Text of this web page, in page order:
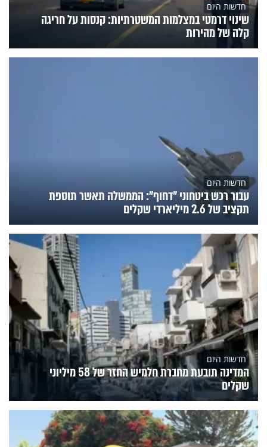
חדשות היום
שינוי דרמטי במצלמות המשטרתיות: קנסות על חריגה
קלה של מהירות
חדשות היום
עבור רכש ביטחוני "דחוף": הממשלה תאשר תוספת
תקציב של 2.6 מיליארדי שקלים
חדשות היום
המדינה תובעת מחברת חלמיש החזר של 58 מיליוני
שקלים